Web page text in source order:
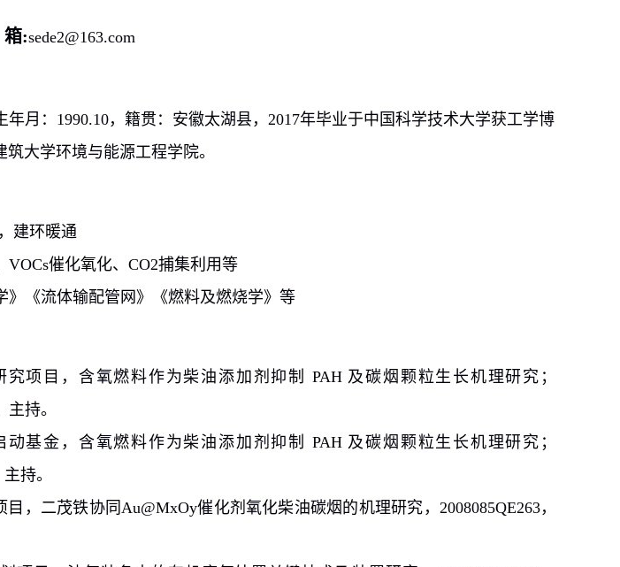
:sede2@163.com
月： 1990.10，籍贯：安徽太湖县，2017年毕业于中国科学技术大学获工学博
筑大学环境与能源工程学院。
建环暖通
VOCs催化氧化、CO2捕集利用等
》《流体输配管网》《燃料及燃烧学》等
究项目，含氧燃料作为柴油添加剂抑制 PAH 及碳烟颗粒生长机理研究；
主持。
动基金，含氧燃料作为柴油添加剂抑制 PAH 及碳烟颗粒生长机理研究；
持。
目，二茂铁协同Au@MxOy催化剂氧化柴油碳烟的机理研究， 2008085QE263，